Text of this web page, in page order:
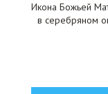
Икона Божьей
в серебряном